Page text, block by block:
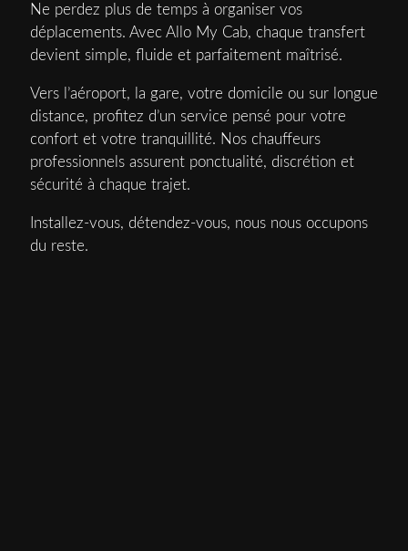
Ne perdez plus de temps à organiser vos
déplacements. Avec Allo My Cab, chaque transfert
devient simple, fluide et parfaitement maîtrisé.
Vers l’aéroport, la gare, votre domicile ou sur longue
distance, profitez d’un service pensé pour votre
confort et votre tranquillité. Nos chauffeurs
professionnels assurent ponctualité, discrétion et
sécurité à chaque trajet.
Installez-vous, détendez-vous, nous nous occupons
du reste.